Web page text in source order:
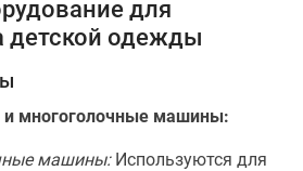
для
детской одежды
многоголочные машины:
машины:Используются для